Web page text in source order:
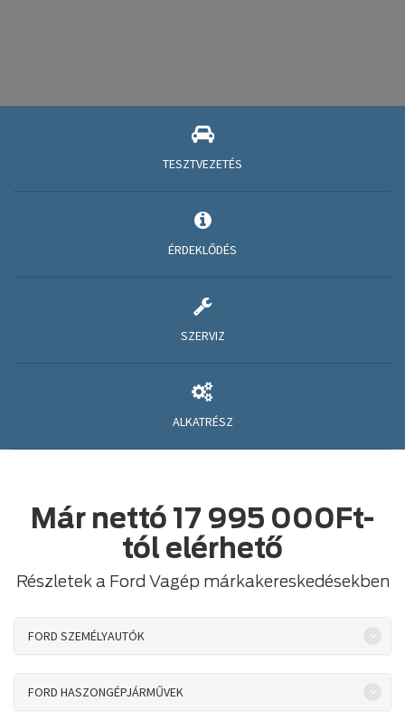
TESZTVEZETÉS
ÉRDEKLŐDÉS
SZERVIZ
ALKATRÉSZ
Már nettó 17 995 000Ft-
tól elérhető
Részletek a Ford Vagép márkakereskedésekben
FORD SZEMÉLYAUTÓK
FORD HASZONGÉPJÁRMŰVEK